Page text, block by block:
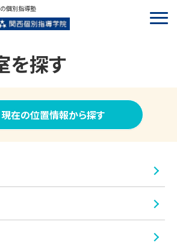
個別指導塾
を探す
現在の位置情報から探す